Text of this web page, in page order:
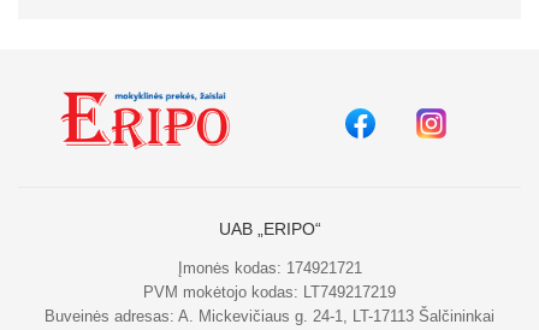
UAB „ERIPO“
Įmonės kodas: 174921721
PVM mokėtojo kodas: LT749217219
Buveinės adresas: A. Mickevičiaus g. 24-1, LT-17113 Šalčininkai